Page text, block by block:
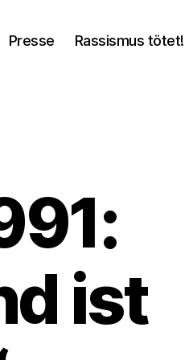
Presse Rassismus tötet!
ist